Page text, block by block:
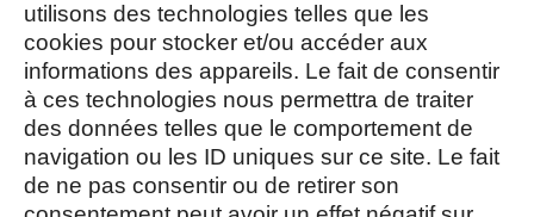
utilisons des technologies telles que les
cookies pour stocker et/ou accéder aux
informations des appareils. Le fait de consentir
à ces technologies nous permettra de traiter
des données telles que le comportement de
navigation ou les ID uniques sur ce site. Le fait
de ne pas consentir ou de retirer son
Mercredi et Samedi : 8h- 12h